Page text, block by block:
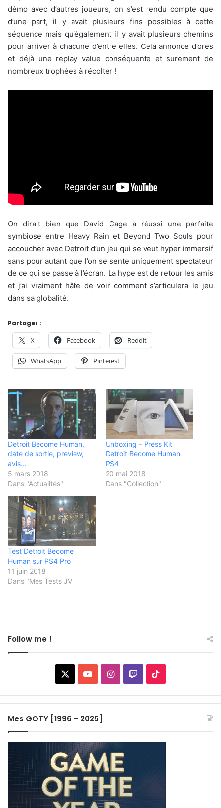
démo avec d’autres joueurs, on s’est rendu compte que
d’une part, il y avait plusieurs fins possibles à cette
séquence mais qu’également il y avait plusieurs chemins
pour arriver à chacune d’entre elles. Cela annonce d’ores
et déjà une replay value conséquente et surement de
nombreux trophées à récolter !
On dirait bien que David Cage a réussi une parfaite
symbiose entre Heavy Rain et Beyond Two Souls pour
accoucher avec Detroit d’un jeu qui se veut hyper immersif
sans pour autant que l’on se sente uniquement spectateur
de ce qui se passe à l’écran. La hype est de retour les amis
et j’ai vraiment hâte de voir comment s’articulera le jeu
dans sa globalité.
Partager :
X Facebook Reddit
WhatsApp Pinterest
Detroit Become Human,
date de sortie, preview,
avis…
5 mars 2018
Dans "Actualités"
Unboxing – Press Kit
Detroit Become Human
PS4
20 mai 2018
Dans "Collection"
Test Detroit Become
Human sur PS4 Pro
11 juin 2018
Dans "Mes Tests JV"
Follow me !
YouTubeInstagram
Twitch
Mes GOTY [1996 – 2025]